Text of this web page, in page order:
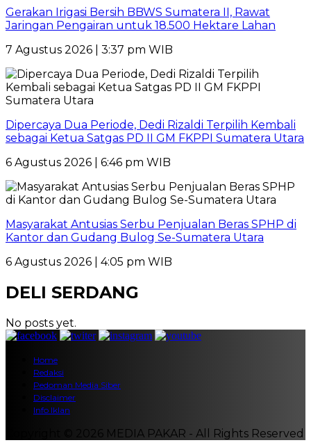
Gerakan Irigasi Bersih BBWS Sumatera II, Rawat
Jaringan Pengairan untuk 18.500 Hektare Lahan
7 Agustus 2026 | 3:37 pm WIB
Dipercaya Dua Periode, Dedi Rizaldi Terpilih Kembali
sebagai Ketua Satgas PD II GM FKPPI Sumatera Utara
6 Agustus 2026 | 6:46 pm WIB
Masyarakat Antusias Serbu Penjualan Beras SPHP di
Kantor dan Gudang Bulog Se-Sumatera Utara
6 Agustus 2026 | 4:05 pm WIB
DELI SERDANG
No posts yet.
Home
Redaksi
Pedoman Media Siber
Disclaimer
Info Iklan
Copyright © 2026 MEDIA PAKAR - All Rights Reserved